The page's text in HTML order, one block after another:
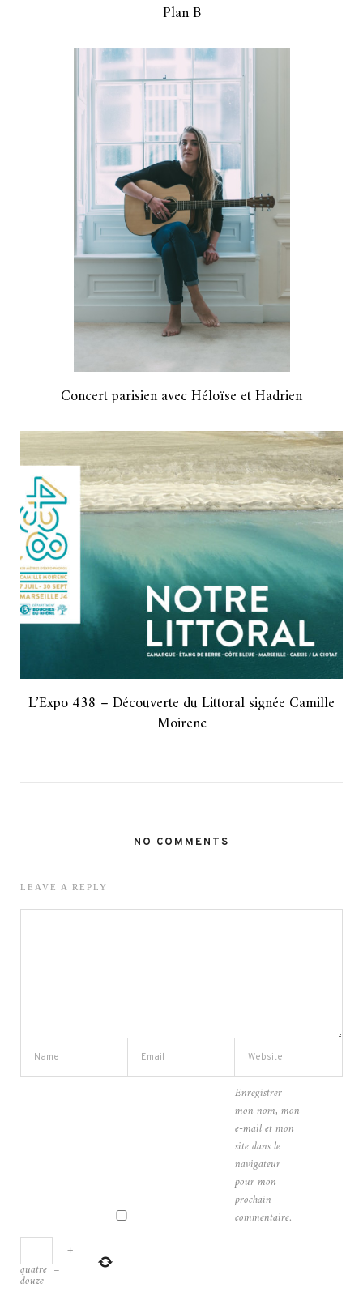
Plan B
Concert parisien avec Héloïse et Hadrien
L’Expo 438 – Découverte du Littoral signée Camille
Moirenc
NO COMMENTS
LEAVE A REPLY
Enregistrer
mon nom, mon
e-mail et mon
site dans le
navigateur
pour mon
prochain
commentaire.
+
quatre=
douze